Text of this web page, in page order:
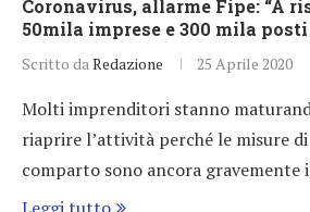
Coronavirus, allarme Fipe: “A
50mila imprese e 300 mila
Scritto da Redazione 25 Aprile 2020
Molti imprenditori stanno
riaprire l’attività perché le misure
comparto sono ancora